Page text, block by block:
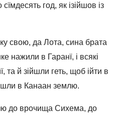
год, як ізійшов із
свою, да Лота, сина брата
нажили в Гаранї, і всякі
та й зійшли геть, щоб ійти в
в Канаан землю.
до врочища Сихема, до